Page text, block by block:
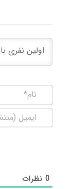
0نظرات